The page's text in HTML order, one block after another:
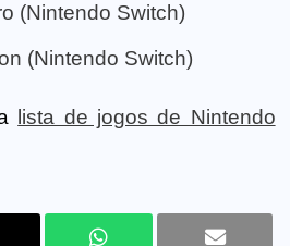
(Nintendo Switch)
(Nintendo Switch)
lista de jogos de Nintendo